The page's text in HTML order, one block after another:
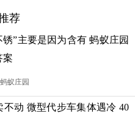
荐
锈”主要是因为含有 蚂蚁庄园
案
蚂蚁庄园
不动 微型代步车集体遇冷 40